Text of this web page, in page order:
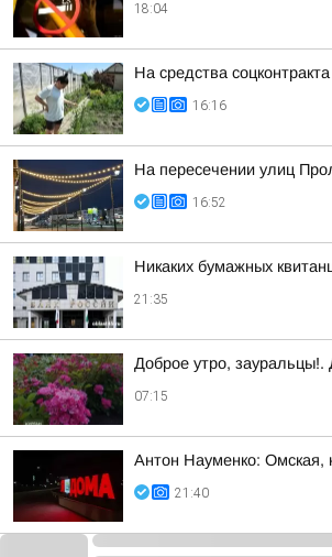
18:04
На средства
16:16
На пересечении улиц
16:52
Никаких бумажных
21:35
Доброе утро, зауральцы!.
07:15
Антон Науменко: Омская,
21:40